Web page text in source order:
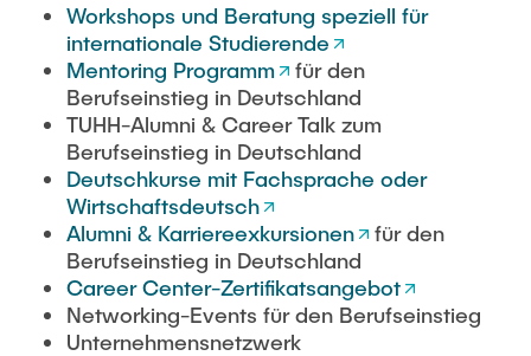
Workshops und Beratung speziell für
internationale Studierende
Mentoring Programm
für den
Berufseinstieg in Deutschland
TUHH-Alumni & Career Talk zum
Berufseinstieg in Deutschland
Deutschkurse mit Fachsprache oder
Wirtschaftsdeutsch
Alumni & Karriereexkursionen
für den
Berufseinstieg in Deutschland
Career Center-Zertifikatsangebot
Networking-Events für den Berufseinstieg
Unternehmensnetzwerk